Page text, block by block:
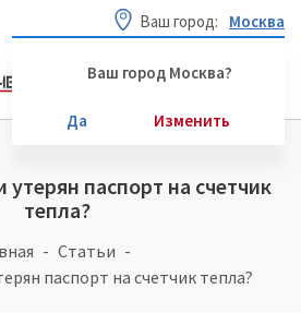
Ваш город: Москва
Ваш город Москва?
Да Изменить
утерян паспорт на счетчик
тепла?
Статьи
паспорт на счетчик тепла?